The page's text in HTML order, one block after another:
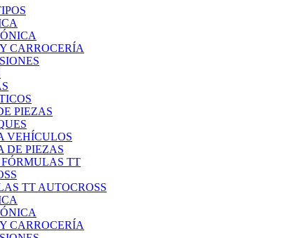
CARROCERÍA
PIEZAS
VEHÍCULOS
DE PIEZAS
FÓRMULAS TT
TT AUTOCROSS
CARROCERÍA